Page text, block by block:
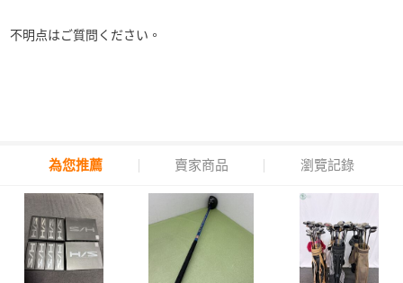
不明点はご質問ください。
為您推薦 賣家商品 瀏覽記錄